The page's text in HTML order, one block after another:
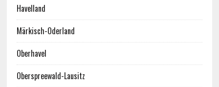
Havelland
Märkisch-Oderland
Oberhavel
Oberspreewald-Lausitz